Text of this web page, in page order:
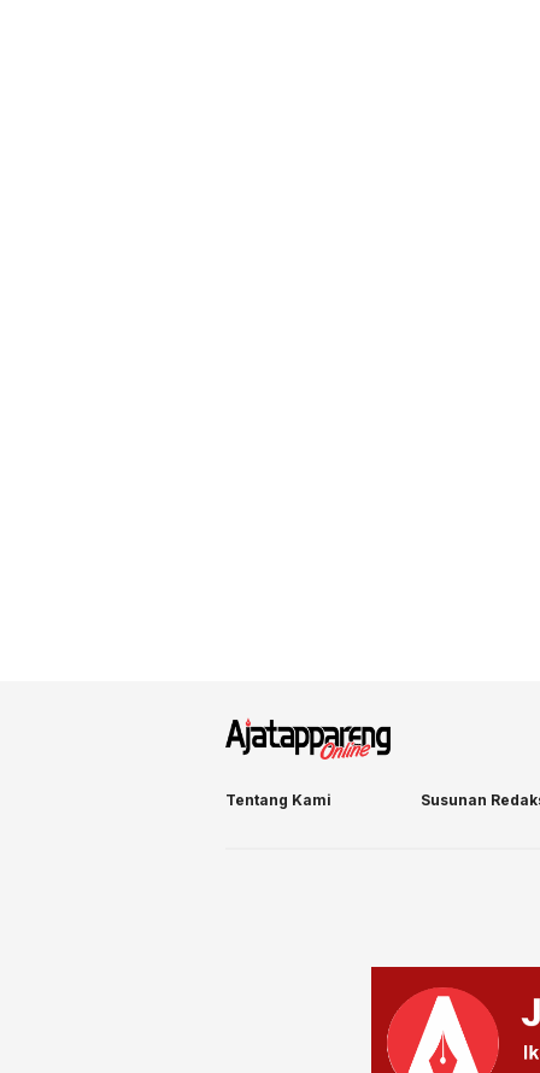
Tentang Kami Susunan